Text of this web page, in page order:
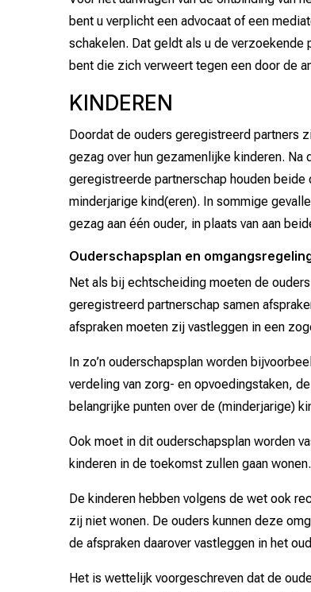
ontbinding van het geregistreerde
Wanneer de partners het wél van tevoren
over de gevolgen van de ontbinding dan
advocaat, een gezamenlijk verzoek tot
indienen.
leggen in de uitspraak. Over het algemeen
behulp van twee advocaten of een
vastgelegd in een overeenkomst.
Daarin kunnen veel verschillende
afspraken over de kinderen, de hoogte van
van de huwelijksgemeenschap of de
partnerschapsvoorwaarden. VIER
advocaten die voor één partij op kunnen te
voor beide partijen.
bent u verplicht een advocaat of een
schakelen. Dat geldt als u de verzoekende
bent die zich verweert tegen een door de
KINDEREN
Doordat de ouders geregistreerd partners
gezag over hun gezamenlijke kinderen. Na
geregistreerde partnerschap houden beide
minderjarige kind(eren). In sommige
gezag aan één ouder, in plaats van aan
Ouderschapsplan en
Net als bij echtscheiding moeten de
geregistreerd partnerschap samen
afspraken moeten zij vastleggen in een
In zo’n ouderschapsplan worden
verdeling van zorg- en opvoedingstaken,
belangrijke punten over de (minderjarige)
Ook moet in dit ouderschapsplan worden
kinderen in de toekomst zullen gaan wonen.
De kinderen hebben volgens de wet ook
zij niet wonen. De ouders kunnen deze
de afspraken daarover vastleggen in het
Het is wettelijk voorgeschreven dat de